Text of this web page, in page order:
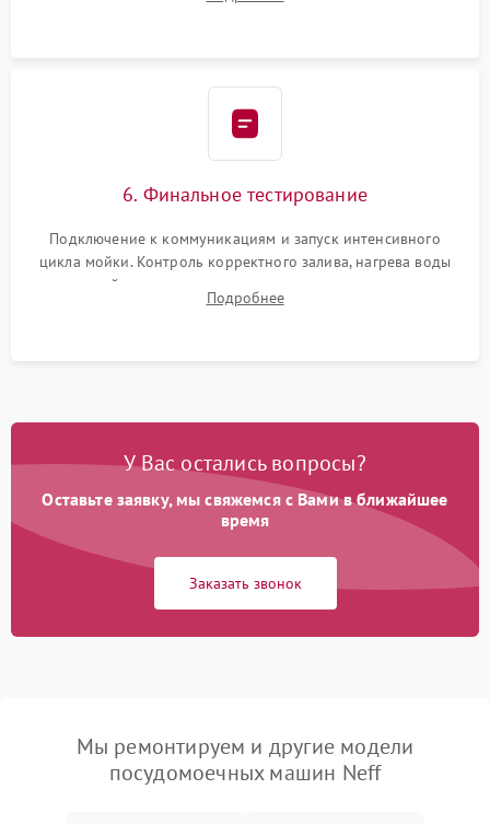
сборка корпуса и установка датчика поплавка.
6. Финальное тестирование
Подключение к коммуникациям и запуск интенсивного
цикла мойки. Контроль корректного залива, нагрева воды
до нужной температуры, отсутствия посторонних шумов,
штатного слива и абсолютной сухости в поддоне.
Подробнее
У Вас остались вопросы?
Оставьте заявку, мы свяжемся с Вами в ближайшее
время
Заказать звонок
Мы ремонтируем и другие модели
посудомоечных машин Neff